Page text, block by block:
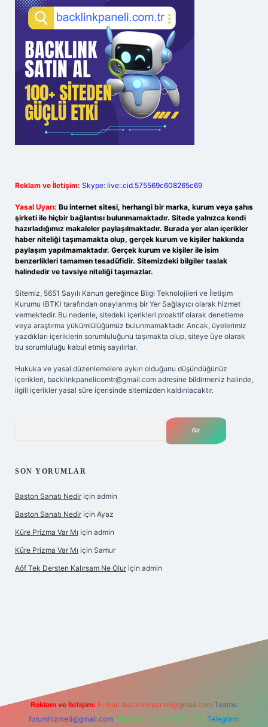
Reklam ve İletişim: Skype: live:.cid.575569c608265c69
Yasal Uyarı: Bu internet sitesi, herhangi bir marka, kurum veya şahıs
şirketi ile hiçbir bağlantısı bulunmamaktadır. Sitede yalnızca kendi
hazırladığımız makaleler paylaşılmaktadır. Burada yer alan içerikler
haber niteliği taşımamakta olup, gerçek kurum ve kişiler hakkında
paylaşım yapılmamaktadır. Gerçek kurum ve kişiler ile isim
benzerlikleri tamamen tesadüfidir. Sitemizdeki bilgiler taslak
halindedir ve tavsiye niteliği taşımazlar.
Sitemiz, 5651 Sayılı Kanun gereğince Bilgi Teknolojileri ve İletişim
Kurumu (BTK) tarafından onaylanmış bir Yer Sağlayıcı olarak hizmet
vermektedir. Bu nedenle, sitedeki içerikleri proaktif olarak denetleme
veya araştırma yükümlülüğümüz bulunmamaktadır. Ancak, üyelerimiz
yazdıkları içeriklerin sorumluluğunu taşımakta olup, siteye üye olarak
bu sorumluluğu kabul etmiş sayılırlar.
Hukuka ve yasal düzenlemelere aykırı olduğunu düşündüğünüz
içerikleri, backlinkpanelicomtr@gmail.com adresine bildirmeniz halinde,
ilgili içerikler yasal süre içerisinde sitemizden kaldırılacaktır.
SON YORUMLAR
Baston Sanatı Nedir için admin
Baston Sanatı Nedir için Ayaz
Küre Prizma Var Mı için admin
Küre Prizma Var Mı için Samur
Aöf Tek Dersten Kalırsam Ne Olur için admin
Reklam ve İletişim: E-mail: backlinkpaneli@gmail.com Teams:
forumhizmeti@gmail.com Whatsapp: 0262 606 0 726 Telegram: